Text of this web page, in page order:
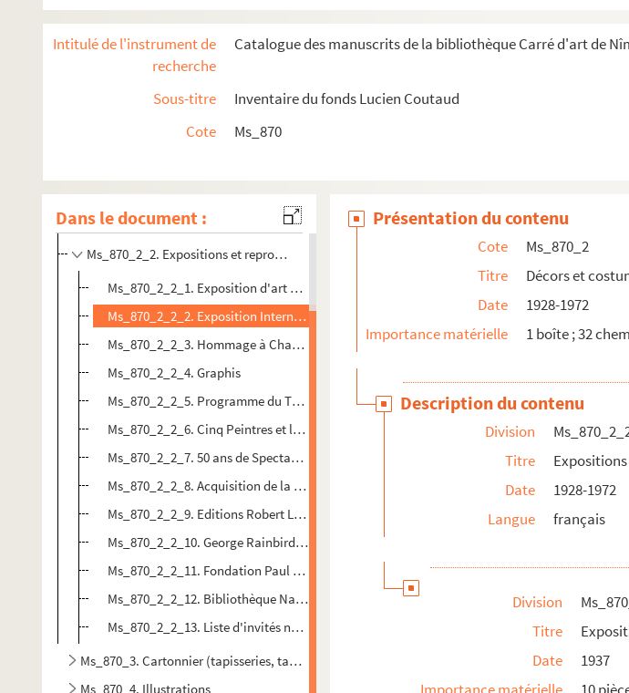
Intitulé de l'instrument de
recherche
Catalogue des manuscrits de la bibliothèque Carré d'art de
Sous-titre
Inventaire du fonds Lucien Coutaud
Cote
Ms_870
Dans le document :
Ms_870_2. Décors et costumes de théâtre
Ms_870_2_1. Pièces de théâtre
Ms_870_2_2. Expositions et reproductions des maquettes
Ms_870_2_2_1. Exposition d'art appliqué à l'industrie (Musée Galliéra)
Ms_870_2_2_2. Exposition Internationale 1937 (section Art Théâtral)
Ms_870_2_2_3. Hommage à Charles Dullin
Ms_870_2_2_4. Graphis
Ms_870_2_2_5. Programme du Théâtre du Quartier Latin
Ms_870_2_2_6. Cinq Peintres et le Théâtre
Ms_870_2_2_7. 50 ans de Spectacles en France (R. Cogniat)
Ms_870_2_2_8. Acquisition de la Bibliothèque de l'Arsenal
Ms_870_2_2_9. Editions Robert Laffont et « Le Soulier de Satin »
Ms_870_2_2_10. George Rainbird Limited et « As you like it »
Ms_870_2_2_11. Fondation Paul Ricard et « Le Soulier de Satin »
Ms_870_2_2_12. Bibliothèque Nationale de France (BNF)
Ms_870_2_2_13. Liste d'invités non attribuée
Ms_870_3. Cartonnier (tapisseries, tapis, etc.)
Ms_870_4. Illustrations
Présentation du contenu
Cote
Ms_870_2
Titre
Décors et
Date
1928-1972
Importance matérielle
1 boîte ; 32
Description du contenu
Division
Titre
Date
1928-1972
Langue
français
Division
Titre
Date
1937